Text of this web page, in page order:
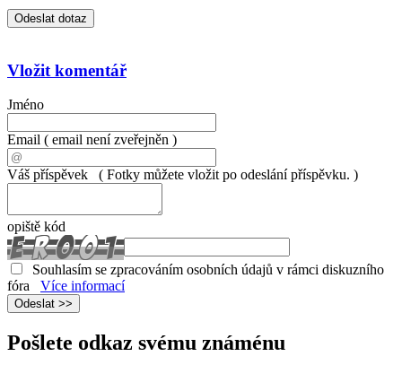
Vložit komentář
Jméno
Email ( email není zveřejněn )
Váš příspěvek ( Fotky můžete vložit po odeslání příspěvku. )
opiště kód
Souhlasím se zpracováním osobních údajů v rámci diskuzního
fóra
Více informací
Pošlete odkaz svému známénu